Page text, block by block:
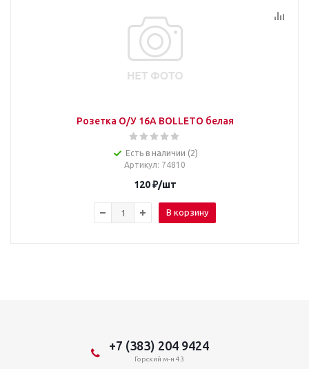
Розетка О/У 16А BOLLETO белая
Есть в наличии (2)
Артикул: 74810
120₽/шт
В корзину
+7 (383) 204 9424
Горский м-н 43